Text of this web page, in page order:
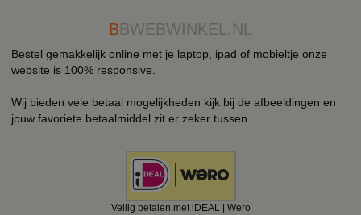
BBWEBWINKEL.NL
Bestel gemakkelijk online met je laptop, ipad of mobieltje onze
website is 100% responsive.
Wij bieden vele betaal mogelijkheden kijk bij de afbeeldingen en
jouw favoriete betaalmiddel zit er zeker tussen.
Veilig betalen met iDEAL | Wero